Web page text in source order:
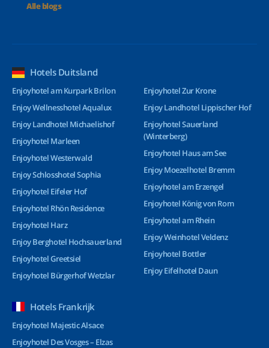
Alle blogs
Hotels Duitsland
Enjoyhotel am Kurpark Brilon
Enjoy Wellnesshotel Aqualux
Enjoy Landhotel Michaelishof
Enjoyhotel Marleen
Enjoyhotel Westerwald
Enjoy Schlosshotel Sophia
Enjoyhotel Eifeler Hof
Enjoyhotel Rhön Residence
Enjoyhotel Harz
Enjoy Berghotel Hochsauerland
Enjoyhotel Greetsiel
Enjoyhotel Bürgerhof Wetzlar
Enjoyhotel Zur Krone
Enjoy Landhotel Lippischer Hof
Enjoyhotel Sauerland
(Winterberg)
Enjoyhotel Haus am See
Enjoy Moezelhotel Bremm
Enjoyhotel am Erzengel
Enjoyhotel König von Rom
Enjoyhotel am Rhein
Enjoy Weinhotel Veldenz
Enjoyhotel Bottler
Enjoy Eifelhotel Daun
Hotels Frankrijk
Enjoyhotel Majestic Alsace
Enjoyhotel Des Vosges – Elzas